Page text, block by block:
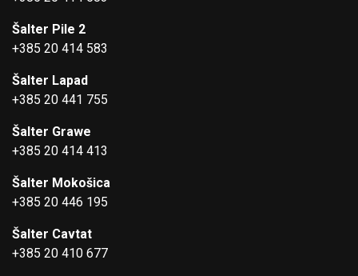
Šalter Pile 2
+385 20 414 583
Šalter Lapad
+385 20 441 755
Šalter Grawe
+385 20 414 413
Šalter Mokošica
+385 20 446 195
Šalter Cavtat
+385 20 410 677